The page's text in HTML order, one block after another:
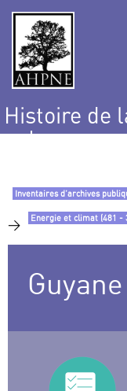
Histoire de
nature
Inventaires d’archives
> Energie et climat (481 -